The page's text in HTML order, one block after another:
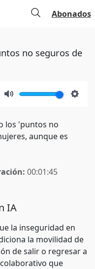
Abonados
no seguros de
los 'puntos no
aunque es
00:01:45
IA
la inseguridad en
la movilidad de
de salir o regresar a
que